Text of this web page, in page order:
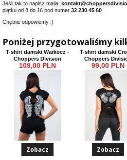
Jeśli tak to napisz maila:
piątku od 8 do 16 pod numer 32 230 45 60
Chętnie odpowiemy :)
Poniżej przygotowaliśmy
T-shirt damski Warkocz -
Choppers Division
109,00 PLN
Zobacz
T-shirt damski
Choppers
99,00 PLN
Zobacz